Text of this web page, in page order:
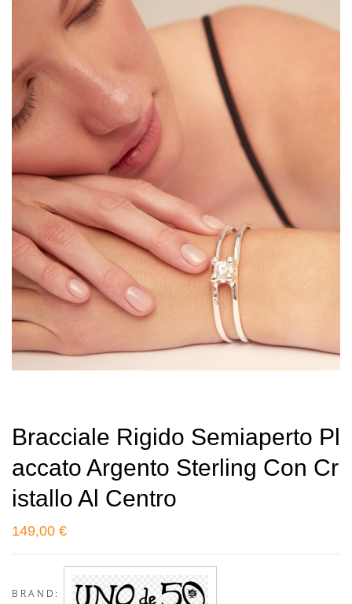
Bracciale Rigido Semiaperto Pl
Accato Argento Sterling Con Cr
Istallo Al Centro
149,00 €
BRAND: